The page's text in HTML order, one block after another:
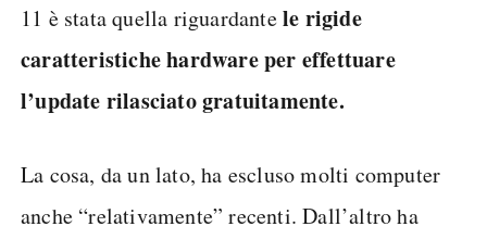
11 è stata quella riguardantele rigide
caratteristiche hardware per effettuare
l’update rilasciato gratuitamente.
La cosa, da un lato, ha escluso molti computer
anche “relativamente” recenti. Dall’altro ha